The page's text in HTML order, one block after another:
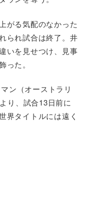
がる気配のなかった
られ試合は終了。井
いを見せつけ、見事
った。
ン（オーストラリ
り、試合13日前に
界タイトルには遠く